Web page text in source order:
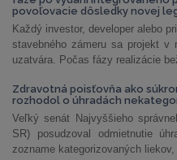
povoľovacie dôsledky novej
Každý investor, developer alebo
stavebného zámeru sa projekt v
uzatvára. Počas fázy realizácie
Zdravotná poisťovňa ako
rozhodol o úhradách
Veľký senát Najvyššieho
SR) posudzoval odmietnutie
zozname kategorizovaných